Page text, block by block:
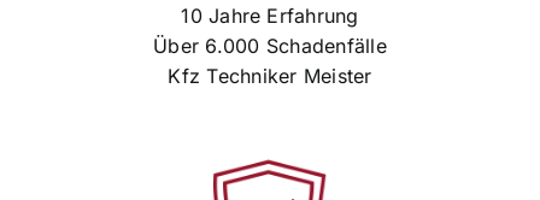
10 Jahre Erfahrung
Über 6.000 Schadenfälle
Kfz Techniker Meister